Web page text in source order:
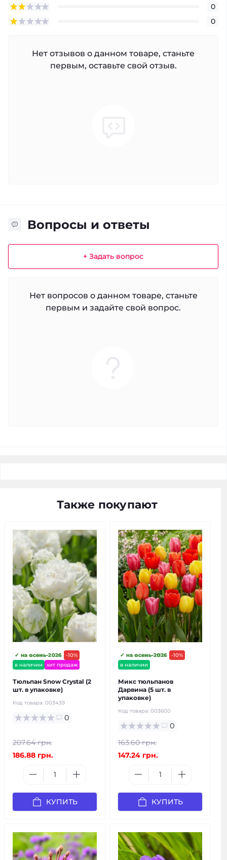
0
0
Нет отзывов о данном товаре, станьте
первым, оставьте свой отзыв.
Вопросы и ответы
+ Задать вопрос
Нет вопросов о данном товаре, станьте
первым и задайте свой вопрос.
Также покупают
-10%
в наличии
✓ на осень-2026
хит продаж
Тюльпан Snow Crystal (2
шт. в упаковке)
Код товара: 003439
0
207.64 грн.
186.88 грн.
КУПИТЬ
-10%
в наличии
✓ на осень-2026
Микс тюльпанов
Дарвина (5 шт. в
упаковке)
Код товара: 003600
0
163.60 грн.
147.24 грн.
КУПИТЬ